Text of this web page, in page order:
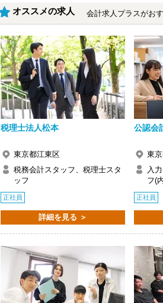
オススメの求人 会計求人プラスがお
税理士法人松本
東京都江東区
税務会計スタッフ、税理士スタ
ッフ
正社員
詳細を見る ＞
公認会
東
入
フ(
正社員